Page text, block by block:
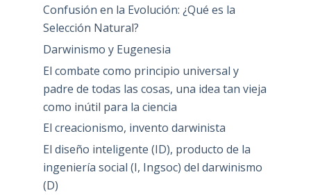
Confusión en la Evolución: ¿Qué es la
Selección Natural?
Darwinismo y Eugenesia
El combate como principio universal y
padre de todas las cosas, una idea tan vieja
como inútil para la ciencia
El creacionismo, invento darwinista
El diseño inteligente (ID), producto de la
ingeniería social (I, Ingsoc) del darwinismo
(D)